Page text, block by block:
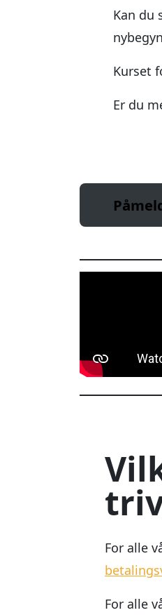
Kan du
Kurset
Er du
For alle
For alle